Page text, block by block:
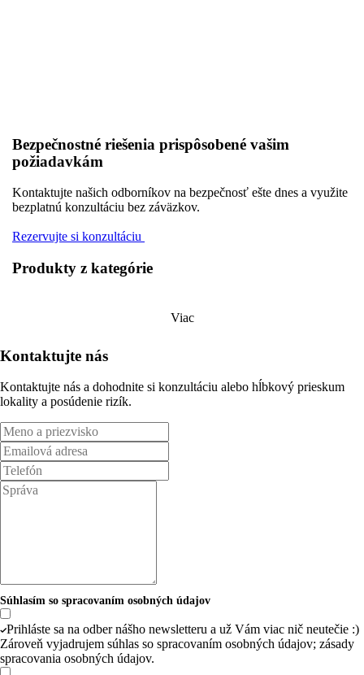
Bezpečnostné riešenia prispôsobené vašim
požiadavkám
Kontaktujte našich odborníkov na bezpečnosť ešte dnes a využite
bezplatnú konzultáciu bez záväzkov.
Rezervujte si konzultáciu
Produkty z kategórie
Viac
Kontaktujte nás
Kontaktujte nás a dohodnite si konzultáciu alebo hĺbkový prieskum
lokality a posúdenie rizík.
Súhlasím so spracovaním osobných údajov
Prihláste sa na odber nášho newsletteru a už Vám viac nič neutečie :)
Zároveň vyjadrujem súhlas so spracovaním osobných údajov; zásady
spracovania osobných údajov.